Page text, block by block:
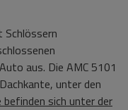
Schlössern
aus. Die AMC 5101
unter den
sich unter der